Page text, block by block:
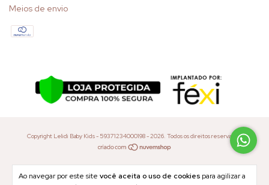
Ao navegar por este site você aceita o uso de cookies para agilizar a
Meios de envio
Copyright Lelidi Baby Kids - 59371234000198 - 2026. Todos os direitos reservados.